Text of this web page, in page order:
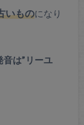
いものになり
は”リーユ